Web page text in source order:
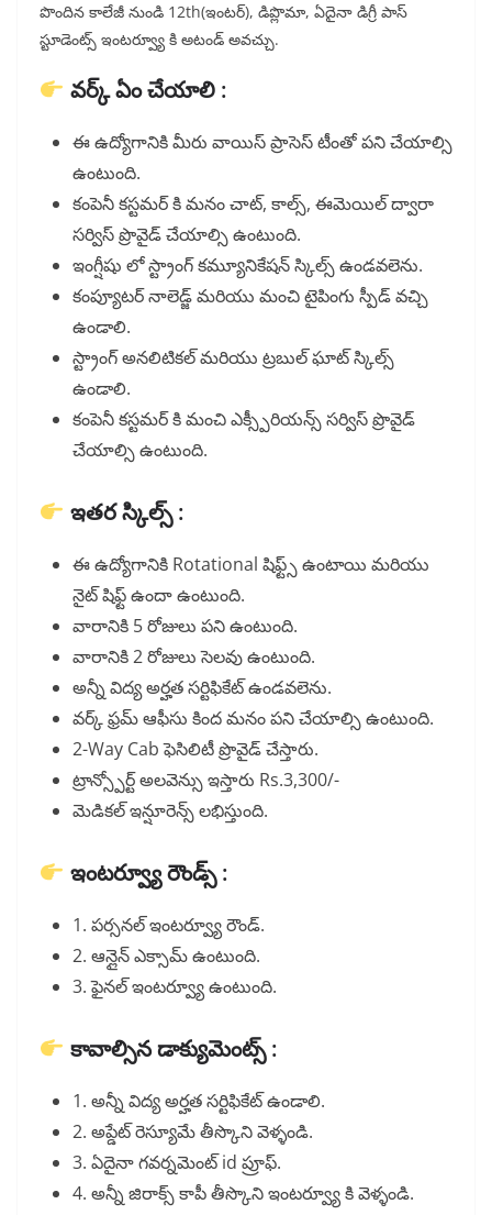
పొందిన కాలేజీ నుండి 12th(ఇంటర్), డిప్లొమా, ఏదైనా డిగ్రీ పాస్
స్టూడెంట్స్ ఇంటర్వ్యూ కి అటండ్ అవచ్చు.
వర్క్ ఏం చేయాలి :
ఈ ఉద్యోగానికి మీరు వాయిస్ ప్రాసెస్ టీంతో పని చేయాల్సి
ఉంటుంది.
కంపెనీ కస్టమర్ కి మనం చాట్, కాల్స్, ఈమెయిల్ ద్వారా
సర్విస్ ప్రొవైడ్ చేయాల్సి ఉంటుంది.
ఇంగ్షీషు లో స్ట్రాంగ్ కమ్యూనికేషన్ స్కిల్స్ ఉండవలెను.
కంప్యూటర్ నాలెడ్జ్ మరియు మంచి టైపింగు స్పీడ్ వచ్చి
ఉండాలి.
స్ట్రాంగ్ అనలిటికల్ మరియు ట్రబుల్ ఘాట్ స్కిల్స్
ఉండాలి.
కంపెనీ కస్టమర్ కి మంచి ఎక్స్పీరియన్స్ సర్విస్ ప్రొవైడ్
చేయాల్సి ఉంటుంది.
ఇతర స్కిల్స్ :
ఈ ఉద్యోగానికి Rotational షిఫ్ట్స్ ఉంటాయి మరియు
నైట్ షిఫ్ట్ ఉందా ఉంటుంది.
వారానికి 5 రోజులు పని ఉంటుంది.
వారానికి 2 రోజులు సెలవు ఉంటుంది.
అన్నీ విద్య అర్హత సర్టిఫికేట్ ఉండవలెను.
వర్క్ ఫ్రమ్ ఆఫీసు కింద మనం పని చేయాల్సి ఉంటుంది.
2-Way Cab ఫెసిలిటీ ప్రొవైడ్ చేస్తారు.
ట్రాన్స్పోర్ట్ అలవెన్సు ఇస్తారు Rs.3,300/-
మెడికల్ ఇన్షూరెన్స్ లభిస్తుంది.
ఇంటర్వ్యూ రౌండ్స్ :
1. పర్సనల్ ఇంటర్వ్యూ రౌండ్.
2. ఆన్లైన్ ఎక్సామ్ ఉంటుంది.
3. ఫైనల్ ఇంటర్వ్యూ ఉంటుంది.
కావాల్సిన డాక్యుమెంట్స్ :
1. అన్నీ విద్య అర్హత సర్టిఫికేట్ ఉండాలి.
2. అప్డేట్ రెస్యూమే తీస్కొని వెళ్ళండి.
3. ఏదైనా గవర్నమెంట్ id ప్రూఫ్.
4. అన్నీ జిరాక్స్ కాపీ తీస్కొని ఇంటర్వ్యూ కి వెళ్ళండి.